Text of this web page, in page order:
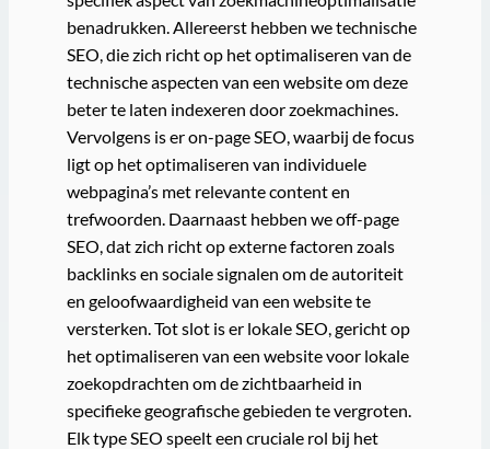
benadrukken. Allereerst hebben we technische
SEO, die zich richt op het optimaliseren van de
technische aspecten van een website om deze
beter te laten indexeren door zoekmachines.
Vervolgens is er on-page SEO, waarbij de focus
ligt op het optimaliseren van individuele
webpagina’s met relevante content en
trefwoorden. Daarnaast hebben we off-page
SEO, dat zich richt op externe factoren zoals
backlinks en sociale signalen om de autoriteit
en geloofwaardigheid van een website te
versterken. Tot slot is er lokale SEO, gericht op
het optimaliseren van een website voor lokale
zoekopdrachten om de zichtbaarheid in
specifieke geografische gebieden te vergroten.
Elk type SEO speelt een cruciale rol bij het